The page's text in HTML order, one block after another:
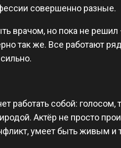
совершенно разные.
врачом, но пока не
так же. Все работают
работать собой:
Актёр не просто
умеет быть живым и